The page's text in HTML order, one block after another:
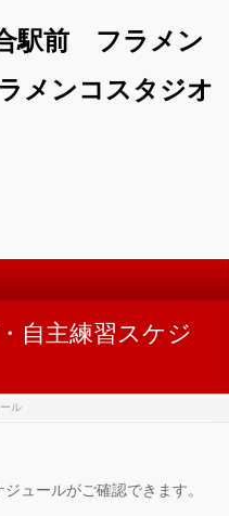
駅前 フラメン
メンコスタジオ
自主練習スケジ
ル
ュールがご確認できます。